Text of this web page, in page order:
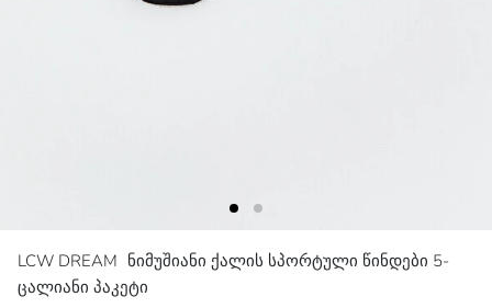
LCW DREAM ნიმუშიანი ქალის სპორტული წინდები 5-
ცალიანი პაკეტი